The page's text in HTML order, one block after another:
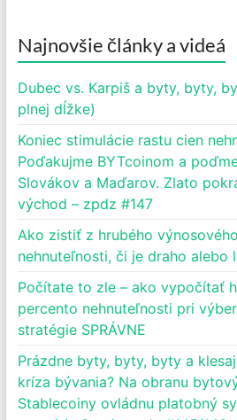
Najnovšie články a videá
Dubec vs. Karpiš a byty, byty,
plnej dĺžke)
Koniec stimulácie rastu cien
Poďakujme BYTcoinom a
Slovákov a Maďarov. Zlato
východ – zpdz #147
Ako zistiť z hrubého
nehnuteľnosti, či je draho alebo
Počítate to zle – ako vypočítať
percento nehnuteľnosti pri
stratégie SPRÁVNE
Prázdne byty, byty, byty a
kríza bývania? Na obranu
Stablecoiny ovládnu platobný